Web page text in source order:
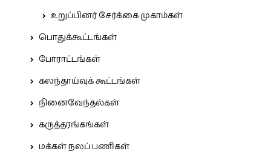
உறுப்பினர் சேர்க்கை முகாம்கள்
பொதுக்கூட்டங்கள்
போராட்டங்கள்
கலந்தாய்வுக் கூட்டங்கள்
நினைவேந்தல்கள்
கருத்தரங்கங்கள்
மக்கள் நலப் பணிகள்